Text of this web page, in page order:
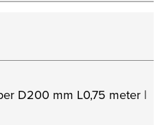
D200 mm L0,75 meter |